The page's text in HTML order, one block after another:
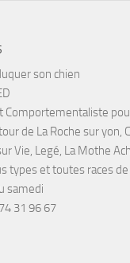
son chien
Comportementaliste
de La Roche sur yon,
Vie, Legé, La Mothe
types et toutes races
samedi
31 96 67